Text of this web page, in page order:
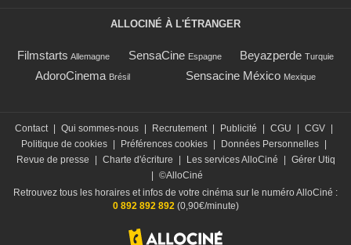
ALLOCINÉ À L'ÉTRANGER
Filmstarts Allemagne SensaCine Espagne Beyazperde Turquie
AdoroCinema Brésil Sensacine México Mexique
Contact Qui sommes-nous Recrutement Publicité CGU CGV
Politique de cookies
Préférences cookies Données Personnelles
Revue de presse
Charte d'écriture Les services AlloCiné
Gérer Utiq
©AlloCiné
Retrouvez tous les horaires et infos de votre cinéma sur le numéro AlloCiné :
0 892 892 892(0,90€/minute)